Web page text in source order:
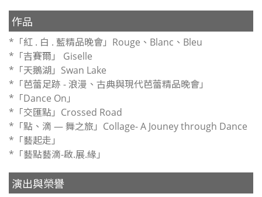
作品
*「紅 . 白 . 藍精品晚會」Rouge、Blanc、Bleu
*「吉賽爾」 Giselle
*「天鵝湖」Swan Lake
*「芭蕾足跡 - 浪漫、古典與現代芭蕾精品晚會」
*「Dance On」
*「交匯點」Crossed Road
*「點、滴 — 舞之旅」Collage- A Jouney through Dance
*「藝起走」
*「藝點藝滴-啟.展.緣」
演出與榮譽